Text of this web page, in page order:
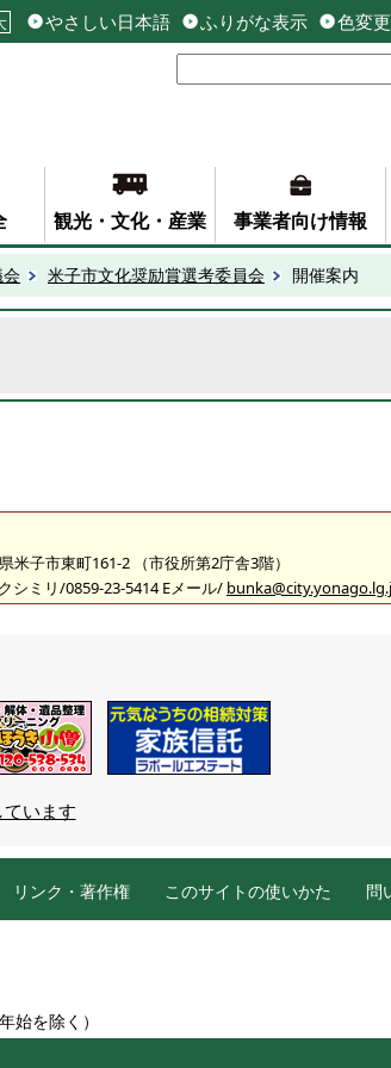
やさしい日本語 ふりがな表示 色変更
観光・文化・産業 事業者向け情報
会 米子市文化奨励賞選考委員会 開催案内
米子市東町161-2 （市役所第2庁舎3階）
シミリ/0859-23-5414 Eメール/
います
リンク・著作権 このサイトの使いかた 問
始を除く）